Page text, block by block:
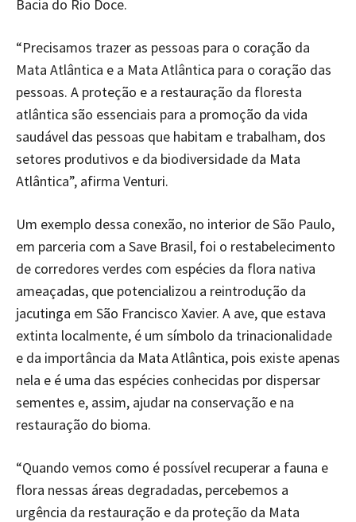
Bacia do Rio Doce.
“Precisamos trazer as pessoas para o coração da
Mata Atlântica e a Mata Atlântica para o coração das
pessoas. A proteção e a restauração da floresta
atlântica são essenciais para a promoção da vida
saudável das pessoas que habitam e trabalham, dos
setores produtivos e da biodiversidade da Mata
Atlântica”, afirma Venturi.
Um exemplo dessa conexão, no interior de São Paulo,
em parceria com a Save Brasil, foi o restabelecimento
de corredores verdes com espécies da flora nativa
ameaçadas, que potencializou a reintrodução da
jacutinga em São Francisco Xavier. A ave, que estava
extinta localmente, é um símbolo da trinacionalidade
e da importância da Mata Atlântica, pois existe apenas
nela e é uma das espécies conhecidas por dispersar
sementes e, assim, ajudar na conservação e na
restauração do bioma.
“Quando vemos como é possível recuperar a fauna e
flora nessas áreas degradadas, percebemos a
urgência da restauração e da proteção da Mata